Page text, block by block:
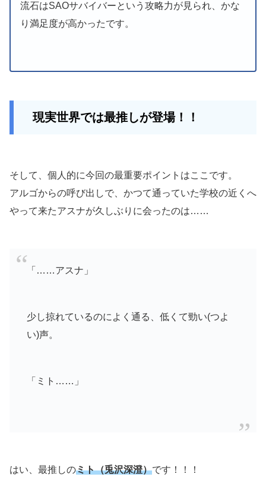
流石はSAOサバイバーという攻略力が見られ、かな
り満足度が高かったです。
現実世界では最推しが登場！！
そして、個人的に今回の最重要ポイントはここです。
アルゴからの呼び出しで、かつて通っていた学校の近くへ
やって来たアスナが久しぶりに会ったのは……
「……アスナ」
少し掠れているのによく通る、低くて勁い(つよ
い)声。
「ミト……」
はい、最推しのミト（兎沢深澄）です！！！